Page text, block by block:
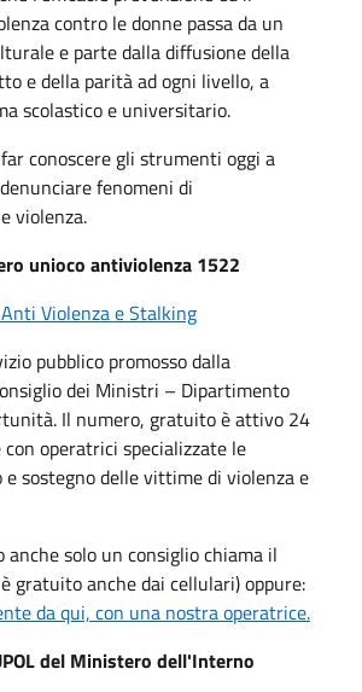
contro le donne passa da un
e parte dalla diffusione della
e della parità ad ogni livello, a
scolastico e universitario.
conoscere gli strumenti oggi a
fenomeni di
violenza.
unioco antiviolenza 1522
Violenza e Stalking
pubblico promosso dalla
dei Ministri – Dipartimento
Il numero, gratuito è attivo 24
operatrici specializzate le
sostegno delle vittime di violenza e
anche solo un consiglio chiama il
gratuito anche dai cellulari) oppure:
da qui, con una nostra operatrice.
del Ministero dell'Interno